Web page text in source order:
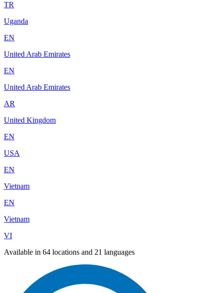
TR
Uganda
EN
United Arab Emirates
EN
United Arab Emirates
AR
United Kingdom
EN
USA
EN
Vietnam
EN
Vietnam
VI
Available in 64 locations and 21 languages